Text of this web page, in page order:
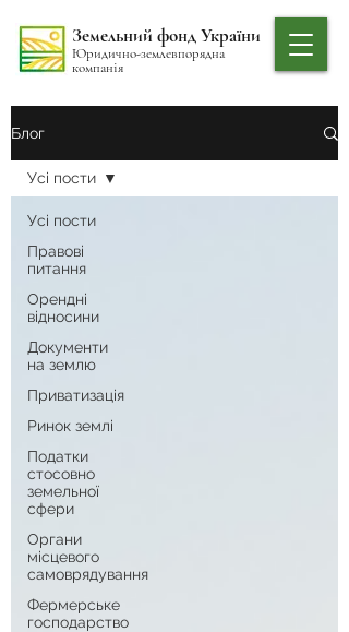
Земельний фонд України
Юридично-землевпорядна
компанія
Блог
Усі пости
Правові
питання
Орендні
відносини
Документи
на землю
Приватизація
Ринок землі
Податки
стосовно
земельної
сфери
Органи
місцевого
самоврядування
Фермерське
господарство
Усі пости